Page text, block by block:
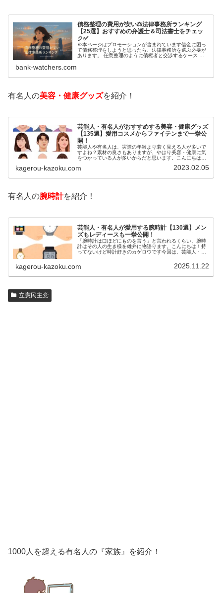
債務整理の費用が安い⚖️法律事務所ランキング
【25選】おすすめの弁護士＆司法書士をチェッ
ク✅
※本ページはプロモーションが含まれています借金に困っ
て債務整理をしようと思ったら、法律事務所を選ぶ必要が
あります。 任意整理のように債権者と交渉するケース 自
bank-watchers.com
有名人の美容・健康グッズを紹介！
芸能人・有名人がおすすめする美容・健康グッズ
【135選】愛用コスメからファイテンまで一挙公
開！
芸能人や有名人は、実際の年齢より若く見える人が多いで
すよね？素材の良さもありますが、やはり美容・健康に気
をつかっている人が多いからだと思います。こんにちは！
いるのでしょうか？今回は、芸能人…
kagerou-kazoku.com 2023.02.05
有名人の腕時計を紹介！
芸能人・有名人が愛用する腕時計【130選】メン
ズもレディースも一挙公開！
「腕時計は口ほどにものを言う」と言われるくらい、腕時
計はその人の生き様を雄弁に物語ります。こんにちは！持
ってないけど時計好きのカゲロウです今回は、芸能人・有
kagerou-kazoku.com 2025.11.22
立憲民主党
1000人を超える有名人の『家族』を紹介！